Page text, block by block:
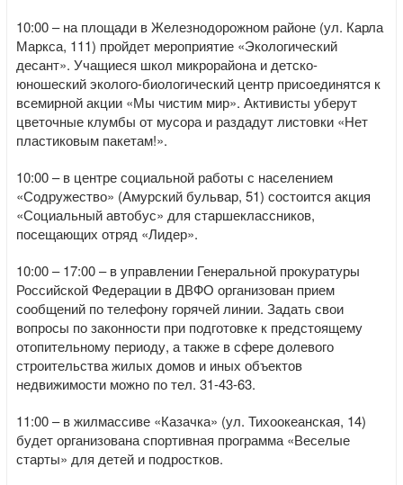
10:00 – на площади в Железнодорожном районе (ул. Карла
Маркса, 111) пройдет мероприятие «Экологический
десант». Учащиеся школ микрорайона и детско-
юношеский эколого-биологический центр присоединятся к
всемирной акции «Мы чистим мир». Активисты уберут
цветочные клумбы от мусора и раздадут листовки «Нет
пластиковым пакетам!».
10:00 – в центре социальной работы с населением
«Содружество» (Амурский бульвар, 51) состоится акция
«Социальный автобус» для старшеклассников,
посещающих отряд «Лидер».
10:00 – 17:00 – в управлении Генеральной прокуратуры
Российской Федерации в ДВФО организован прием
сообщений по телефону горячей линии. Задать свои
вопросы по законности при подготовке к предстоящему
отопительному периоду, а также в сфере долевого
строительства жилых домов и иных объектов
недвижимости можно по тел. 31-43-63.
11:00 – в жилмассиве «Казачка» (ул. Тихоокеанская, 14)
будет организована спортивная программа «Веселые
старты» для детей и подростков.